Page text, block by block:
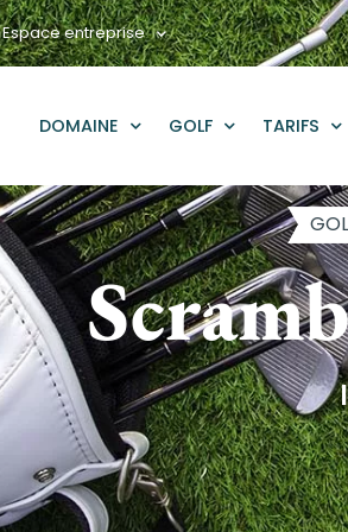
Espace entreprise
DOMAINE GOLF TARIFS